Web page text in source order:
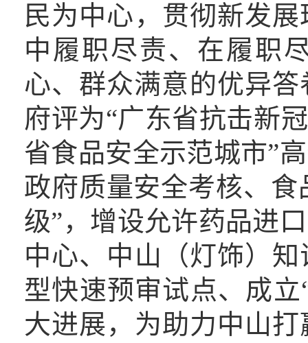
民为中心，贯彻新发
中履职尽责、在履职
心、群众满意的优异
府评为“广东省抗击新
省食品安全示范城市”
政府质量安全考核、
级”，增设允许药品进
中心、中山（灯饰）
型快速预审试点、成
大进展，为助力中山